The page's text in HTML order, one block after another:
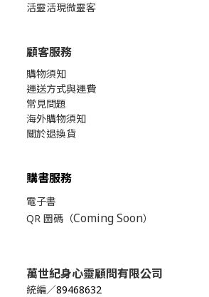
活靈活現微靈客
顧客服務
購物須知
運送方式與運費
常見問題
海外購物須知
關於退換貨
購書服務
電子書
QR 圖碼（Coming Soon）
萬世紀身心靈顧問有限公司
統編／89468632